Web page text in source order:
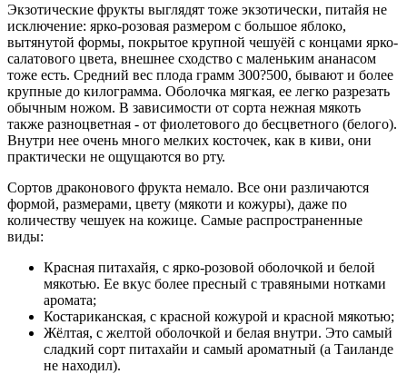
Экзотические фрукты выглядят тоже экзотически, питайя не
исключение: ярко-розовая размером с большое яблоко,
вытянутой формы, покрытое крупной чешуёй с концами ярко-
салатового цвета, внешнее сходство с маленьким ананасом
тоже есть. Средний вес плода грамм 300?500, бывают и более
крупные до килограмма. Оболочка мягкая, ее легко разрезать
обычным ножом. В зависимости от сорта нежная мякоть
также разноцветная - от фиолетового до бесцветного (белого).
Внутри нее очень много мелких косточек, как в киви, они
практически не ощущаются во рту.
Сортов драконового фрукта немало. Все они различаются
формой, размерами, цвету (мякоти и кожуры), даже по
количеству чешуек на кожице. Самые распространенные
виды:
Красная питахайя, с ярко-розовой оболочкой и белой
мякотью. Ее вкус более пресный с травяными нотками
аромата;
Костариканская, с красной кожурой и красной мякотью;
Жёлтая, с желтой оболочкой и белая внутри. Это самый
сладкий сорт питахайи и самый ароматный (а Таиланде
не находил).